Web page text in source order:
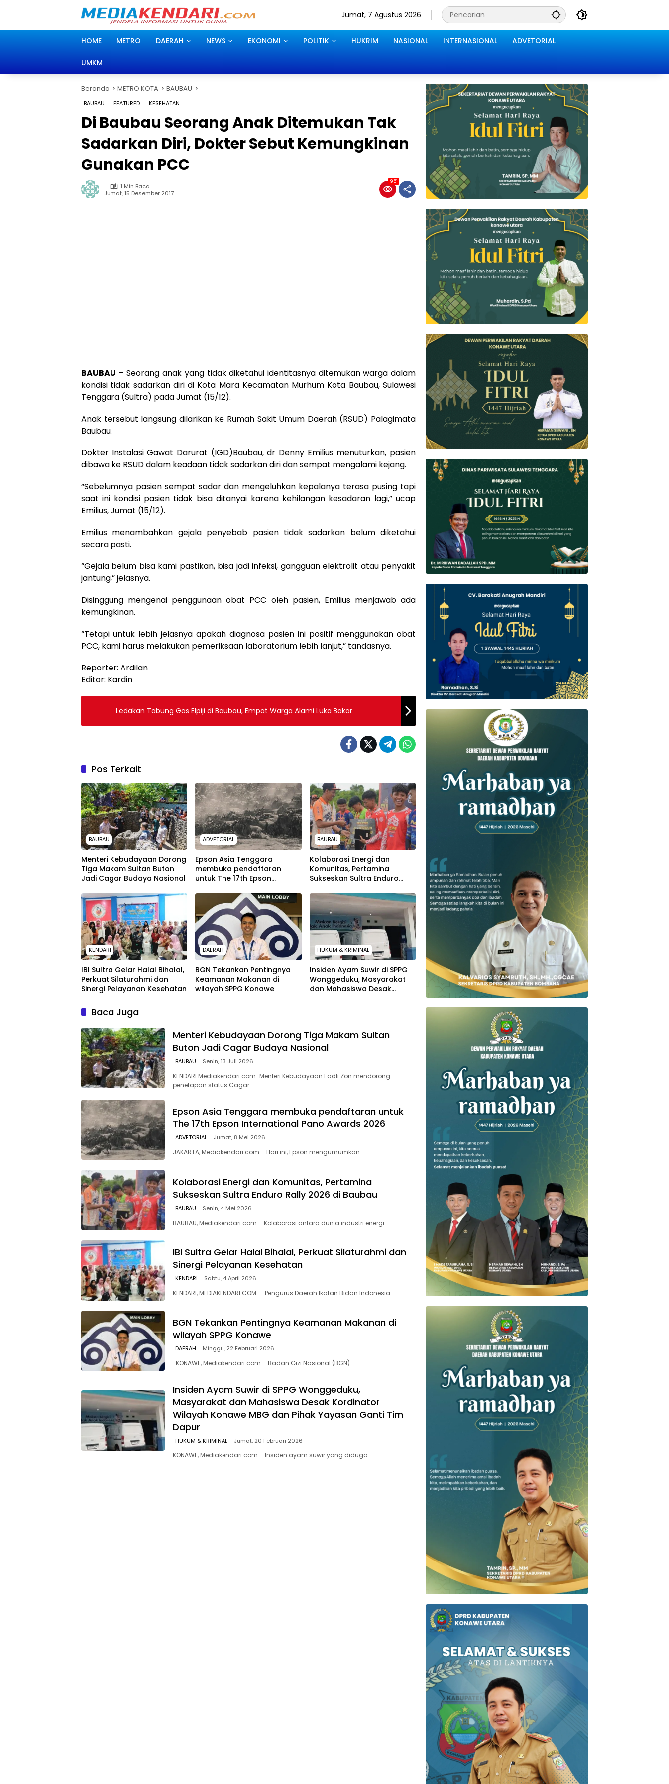
Jumat, 7 Agustus 2026
HOME METRO DAERAH NEWS EKONOMI POLITIK HUKRIM NASIONAL INTERNASIONAL ADVETORIAL
UMKM
Beranda METRO KOTA BAUBAU
BAUBAU FEATURED KESEHATAN
Di Baubau Seorang Anak Ditemukan Tak
Sadarkan Diri, Dokter Sebut Kemungkinan
Gunakan PCC
1 Min Baca
Jumat, 15 Desember 2017
951
BAUBAU – Seorang anak yang tidak diketahui identitasnya ditemukan warga dalam
kondisi tidak sadarkan diri di Kota Mara Kecamatan Murhum Kota Baubau, Sulawesi
Tenggara (Sultra) pada Jumat (15/12).
Anak tersebut langsung dilarikan ke Rumah Sakit Umum Daerah (RSUD) Palagimata
Baubau.
Dokter Instalasi Gawat Darurat (IGD)Baubau, dr Denny Emilius menuturkan, pasien
dibawa ke RSUD dalam keadaan tidak sadarkan diri dan sempat mengalami kejang.
“Sebelumnya pasien sempat sadar dan mengeluhkan kepalanya terasa pusing tapi
saat ini kondisi pasien tidak bisa ditanyai karena kehilangan kesadaran lagi,” ucap
Emilius, Jumat (15/12).
Emilius menambahkan gejala penyebab pasien tidak sadarkan belum diketahui
secara pasti.
“Gejala belum bisa kami pastikan, bisa jadi infeksi, gangguan elektrolit atau penyakit
jantung,” jelasnya.
Disinggung mengenai penggunaan obat PCC oleh pasien, Emilius menjawab ada
kemungkinan.
“Tetapi untuk lebih jelasnya apakah diagnosa pasien ini positif menggunakan obat
PCC, kami harus melakukan pemeriksaan laboratorium lebih lanjut,” tandasnya.
Reporter: Ardilan
Editor: Kardin
Ledakan Tabung Gas Elpiji di Baubau, Empat Warga Alami Luka Bakar
Pos Terkait
BAUBAU
Menteri Kebudayaan Dorong
Tiga Makam Sultan Buton
Jadi Cagar Budaya Nasional
ADVETORIAL
Epson Asia Tenggara
membuka pendaftaran
untuk The 17th Epson
2026
BAUBAU
Kolaborasi Energi dan
Komunitas, Pertamina
Sukseskan Sultra Enduro
KENDARI
IBI Sultra Gelar Halal Bihalal,
Perkuat Silaturahmi dan
Sinergi Pelayanan Kesehatan
DAERAH
BGN Tekankan Pentingnya
Keamanan Makanan di
wilayah SPPG Konawe
HUKUM & KRIMINAL
Insiden Ayam Suwir di SPPG
Wonggeduku, Masyarakat
dan Mahasiswa Desak
Baca Juga
Menteri Kebudayaan Dorong Tiga Makam Sultan
Buton Jadi Cagar Budaya Nasional
BAUBAU Senin, 13 Juli 2026
KENDARI.Mediakendari.com-​Menteri Kebudayaan Fadli Zon mendorong
penetapan status Cagar…
Epson Asia Tenggara membuka pendaftaran untuk
The 17th Epson International Pano Awards 2026
ADVETORIAL Jumat, 8 Mei 2026
JAKARTA, Mediakendari com – Hari ini, Epson mengumumkan…
Kolaborasi Energi dan Komunitas, Pertamina
Sukseskan Sultra Enduro Rally 2026 di Baubau
BAUBAU Senin, 4 Mei 2026
BAUBAU, Mediakendari.com – Kolaborasi antara dunia industri energi…
IBI Sultra Gelar Halal Bihalal, Perkuat Silaturahmi dan
Sinergi Pelayanan Kesehatan
KENDARI Sabtu, 4 April 2026
KENDARI, MEDIAKENDARI.COM — Pengurus Daerah Ikatan Bidan Indonesia…
BGN Tekankan Pentingnya Keamanan Makanan di
wilayah SPPG Konawe
DAERAH Minggu, 22 Februari 2026
KONAWE, Mediakendari.com – Badan Gizi Nasional (BGN)…
Insiden Ayam Suwir di SPPG Wonggeduku,
Masyarakat dan Mahasiswa Desak Kordinator
Wilayah Konawe MBG dan Pihak Yayasan Ganti Tim
Dapur
HUKUM & KRIMINAL Jumat, 20 Februari 2026
KONAWE, Mediakendari.com – Insiden ayam suwir yang diduga…